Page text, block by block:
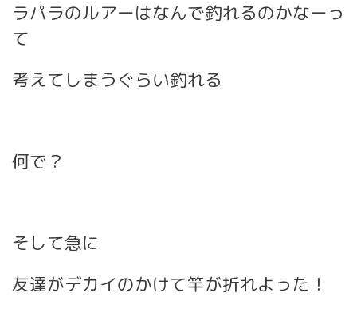
ラパラのルアーはなんで釣れるのかなーっ
て
考えてしまうぐらい釣れる
何で？
そして急に
友達がデカイのかけて竿が折れよった！